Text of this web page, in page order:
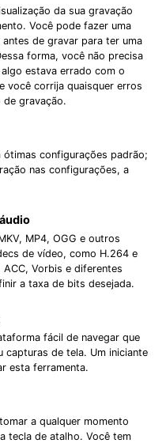
da sua gravação
Você pode fazer uma
de gravar para ter uma
forma, você não precisa
estava errado com o
você corrija quaisquer erros
gravação.
ótimas configurações padrão;
nas configurações, a
MP4, OGG e outros
de vídeo, como H.264 e
Vorbis e diferentes
a taxa de bits desejada.
fácil de navegar que
capturas de tela. Um iniciante
esta ferramenta.
a qualquer momento
tecla de atalho. Você tem